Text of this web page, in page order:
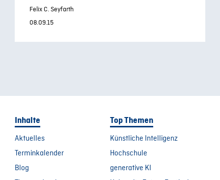
Felix C. Seyfarth
08.09.15
Inhalte
Aktuelles
Terminkalender
Blog
Top Themen
Künstliche Intelligenz
Hochschule
generative KI